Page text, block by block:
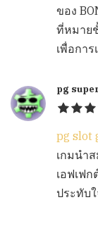
ของ
ที่หมาย
เพื่อกา
pg
pg slot
เกมนำ
เอฟเฟ
ประทับ